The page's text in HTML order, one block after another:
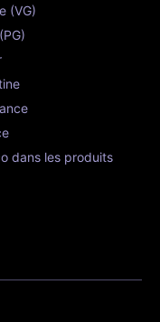
(VG)
dans les produits